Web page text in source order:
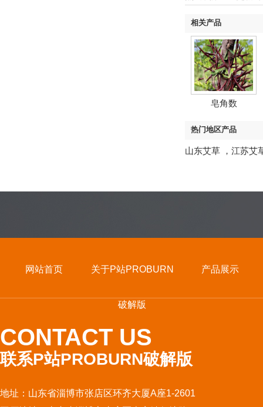
相关产品
皂角数
热门地区产品
山东艾草 ， 江苏艾
网站首页 关于P站PROBURN
破解版
产品展示
CONTACT US
联系P站PROBURN破解版
地址：山东省淄博市张店区环齐大厦A座1-2601